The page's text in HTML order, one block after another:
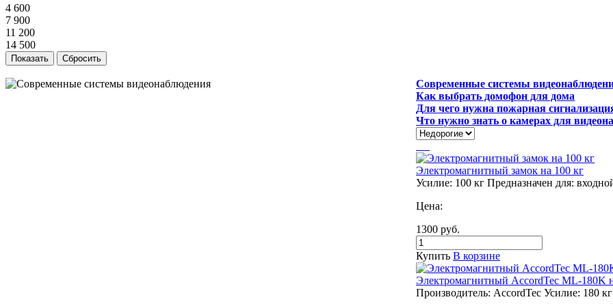
4 600
7 900
11 200
14 500
Сбросить
Современные системы
Как выбрать домофон для дома
Для чего нужна пожарная
Что нужно знать о камерах для
Электромагнитный замок на 100 кг
Усилие: 100 кг Предназначен для:
Цена:
1300 руб.
Купить В корзине
Электромагнитный AccordTec ML-180K
Производитель: AccordTec Усилие: 180 кг